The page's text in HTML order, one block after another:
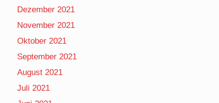
Dezember 2021
November 2021
Oktober 2021
September 2021
August 2021
Juli 2021